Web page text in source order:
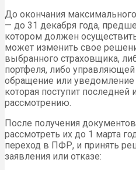
До окончания
— до 31 декабря года,
котором должен
может изменить свое
выбранного страховщика,
портфеля, либо
обращение или
которая поступит
рассмотрению.
После получения
рассмотреть их до 1 марта
переход в ПФР, и принять
заявления или отказе: